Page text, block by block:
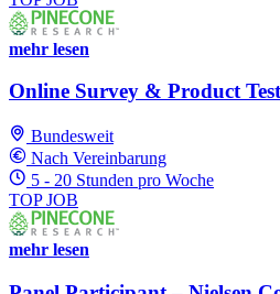
mehr lesen
Online Survey & Product
Bundesweit
Nach Vereinbarung
5 - 20 Stunden pro Woche
TOP JOB
mehr lesen